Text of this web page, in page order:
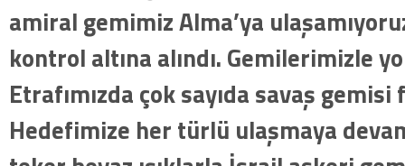
amiral gemimiz Alma’ya
kontrol altına alındı. Gemilerimizle
Etrafımızda çok sayıda savaş
Hedefimize her türlü ulaşmaya